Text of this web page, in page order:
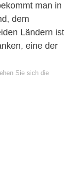
man in
dem
Ländern ist
eine der
Sie sich die